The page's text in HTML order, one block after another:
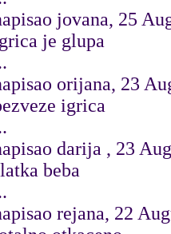
jovana, 25
je glupa
orijana, 23
igrica
darija , 23
beba
rejana, 22